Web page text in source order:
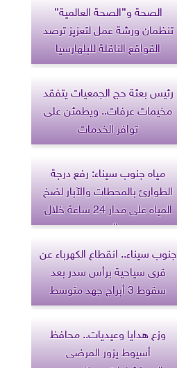
الصحة و”الصحة العالمية”
تنظمان ورشة عمل لتعزيز ترصد
القواقع الناقلة للبلهارسيا
رئيس بعثة حج الجمعيات يتفقد
مخيمات عرفات.. ويطمئن على
توافر الخدمات
مياه جنوب سيناء: رفع درجة
الطوارئ بالمحطات والآبار لضخ
المياه على مدار 24 ساعة خلال
العيد
جنوب سيناء.. انقطاع الكهرباء عن
قرى سياحية برأس سدر بعد
سقوط 3 أبراج جهد متوسط
وزع هدايا وعيديات.. محافظ
أسيوط يزور المرضى